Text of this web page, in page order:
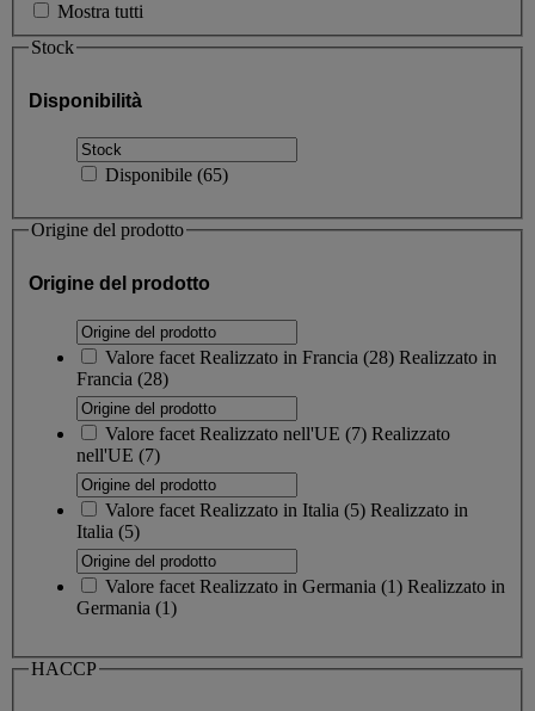
Mostra tutti
Stock
Disponibilità
Disponibile (65)
Origine del prodotto
Origine del prodotto
Valore facet Realizzato in Francia (28) Realizzato in
Francia (28)
Valore facet Realizzato nell'UE (7) Realizzato
nell'UE (7)
Valore facet Realizzato in Italia (5) Realizzato in
Italia (5)
Valore facet Realizzato in Germania (1) Realizzato in
Germania (1)
HACCP